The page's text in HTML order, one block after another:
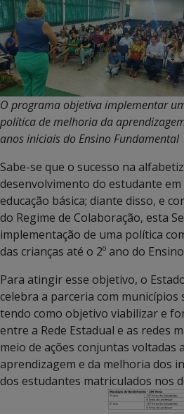
O programa objetiva implementar
política de melhoria da
anos iniciais do Ensino Fundamental
Sabe-se que o sucesso na
desenvolvimento do estudante em
educação básica; diante disso, e
do Regime de Colaboração, esta
implementação de uma política
das crianças até o 2º ano do
Para atingir esse objetivo, o
celebra a parceria com
tendo como objetivo viabilizar e
entre a Rede Estadual e as redes
meio de ações conjuntas voltadas
aprendizagem e da melhoria dos
dos estudantes matriculados nos